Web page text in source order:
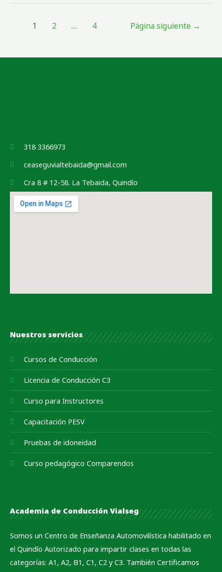
1 2 … 4 Página siguiente →
318 3366973
ceaseguvialtebaida@gmail.com
Cra 8 # 12-58. La Tebaida, Quindío
Nuestros servicios
Cursos de Conducción
Licencia de Conducción C3
Curso para Instructores
Capacitación PESV
Pruebas de idoneidad
Curso pedagógico Comparendos
Academia de Conducción Vialseg
Somos un Centro de Enseñanza Automovilística habilitado en
el Quindío Autorizado para impartir clases en todas las
categorías: A1, A2, B1, C1, C2 y C3. También Certificamos